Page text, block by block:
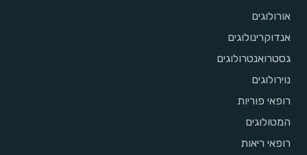
אורולוגים
אנדוקרינולוגים
גסטרואנטרולוגים
נוירולוגים
רופאי פוריות
המטולוגים
רופאי ריאות